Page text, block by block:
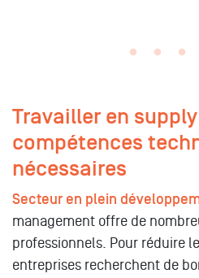
Travailler en
compétences
nécessaires
Secteur en plein
management offre de
professionnels. Pour réduire
entreprises recherchent de